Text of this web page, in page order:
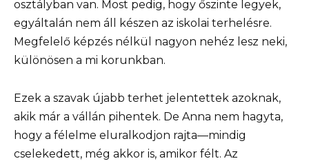
osztályban van. Most pedig, hogy őszinte legyek,
egyáltalán nem áll készen az iskolai terhelésre.
Megfelelő képzés nélkül nagyon nehéz lesz neki,
különösen a mi korunkban.
Ezek a szavak újabb terhet jelentettek azoknak,
akik már a vállán pihentek. De Anna nem hagyta,
hogy a félelme eluralkodjon rajta—mindig
cselekedett, még akkor is, amikor félt. Az